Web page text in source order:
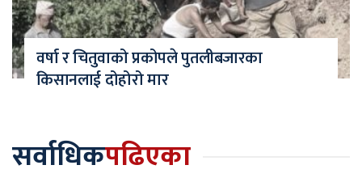
वर्षा र चितुवाको प्रकोपले पुतलीबजारका
किसानलाई दोहोरो मार
सर्वाधिकपढिएका